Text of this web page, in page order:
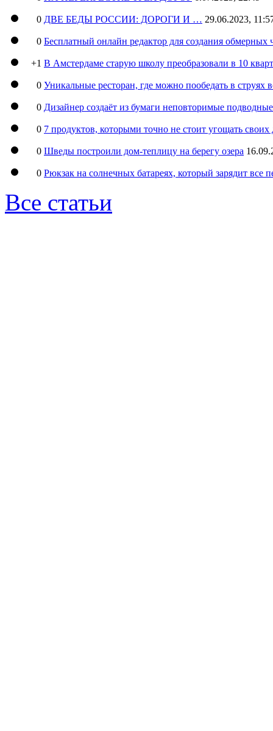
0 ДВЕ БЕДЫ РОССИИ: ДОРОГИ И … 29.06.2023,
0 Бесплатный онлайн редактор для создания обмерных
+1 В Амстердаме старую школу преобразовали в 10
0 Уникальные ресторан, где можно пообедать в струях
0 Дизайнер создаёт из бумаги неповторимые
0 7 продуктов, которыми точно не стоит угощать
0 Шведы построили дом-теплицу на берегу озера
0 Рюкзак на солнечных батареях, который зарядит все
Все статьи